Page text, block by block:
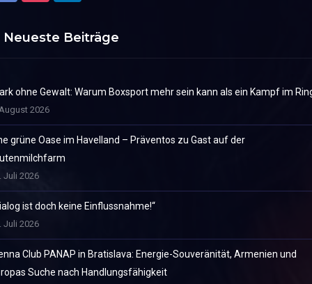
Neueste Beiträge
ohne Gewalt: Warum Boxsport mehr sein kann als ein Kampf im
2026
grüne Oase im Havelland – Präventos zu Gast auf der
Juli 2026
ist doch keine Einflussnahme!“
Juli 2026
Club PANAP in Bratislava: Energie-Souveränität, Armenien und
Suche nach Handlungsfähigkeit